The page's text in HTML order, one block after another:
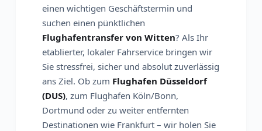
einen wichtigen Geschäftstermin und
suchen einen pünktlichen
Flughafentransfer von Witten? Als Ihr
etablierter, lokaler Fahrservice bringen wir
Sie stressfrei, sicher und absolut zuverlässig
ans Ziel. Ob zum Flughafen Düsseldorf
(DUS), zum Flughafen Köln/Bonn,
Dortmund oder zu weiter entfernten
Destinationen wie Frankfurt – wir holen Sie